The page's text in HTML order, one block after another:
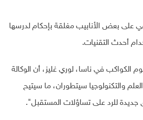
على بعض الأنابيب مغلقة بإحكام لدرسها
أحدث التقنيات.
في ناسا، لوري غليز، أن الوكالة
والتكنولوجيا سيتطوران، ما سيتيح
جديدة للرد على تساؤلات المستقبل".